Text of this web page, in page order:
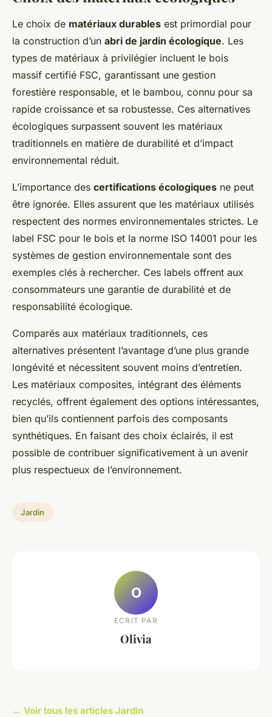
Le choix de matériaux durables est primordial pour
la construction d’un abri de jardin écologique. Les
types de matériaux à privilégier incluent le bois
massif certifié FSC, garantissant une gestion
forestière responsable, et le bambou, connu pour sa
rapide croissance et sa robustesse. Ces alternatives
écologiques surpassent souvent les matériaux
traditionnels en matière de durabilité et d’impact
environnemental réduit.
L’importance des certifications écologiques ne peut
être ignorée. Elles assurent que les matériaux utilisés
respectent des normes environnementales strictes. Le
label FSC pour le bois et la norme ISO 14001 pour les
systèmes de gestion environnementale sont des
exemples clés à rechercher. Ces labels offrent aux
consommateurs une garantie de durabilité et de
responsabilité écologique.
Comparés aux matériaux traditionnels, ces
alternatives présentent l’avantage d’une plus grande
longévité et nécessitent souvent moins d’entretien.
Les matériaux composites, intégrant des éléments
recyclés, offrent également des options intéressantes,
bien qu’ils contiennent parfois des composants
synthétiques. En faisant des choix éclairés, il est
possible de contribuer significativement à un avenir
plus respectueux de l’environnement.
Jardin
O
ECRIT PAR
Olivia
← Voir tous les articles Jardin